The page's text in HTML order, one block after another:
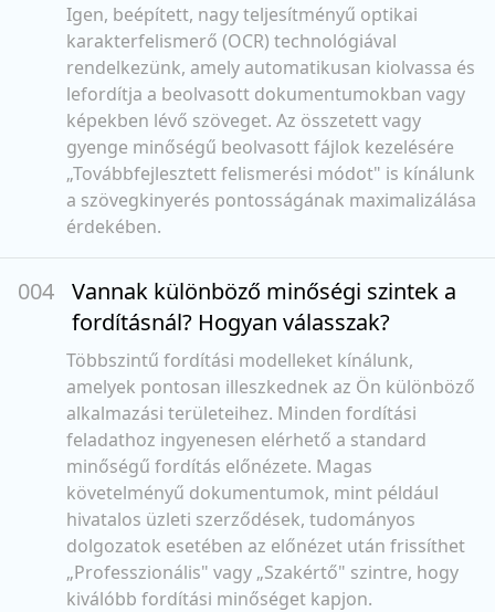
Igen, beépített, nagy teljesítményű optikai
karakterfelismerő (OCR) technológiával
rendelkezünk, amely automatikusan kiolvassa és
lefordítja a beolvasott dokumentumokban vagy
képekben lévő szöveget. Az összetett vagy
gyenge minőségű beolvasott fájlok kezelésére
„Továbbfejlesztett felismerési módot" is kínálunk
a szövegkinyerés pontosságának maximalizálása
érdekében.
004 Vannak különböző minőségi szintek a
fordításnál? Hogyan válasszak?
Többszintű fordítási modelleket kínálunk,
amelyek pontosan illeszkednek az Ön különböző
alkalmazási területeihez. Minden fordítási
feladathoz ingyenesen elérhető a standard
minőségű fordítás előnézete. Magas
követelményű dokumentumok, mint például
hivatalos üzleti szerződések, tudományos
dolgozatok esetében az előnézet után frissíthet
„Professzionális" vagy „Szakértő" szintre, hogy
kiválóbb fordítási minőséget kapjon.